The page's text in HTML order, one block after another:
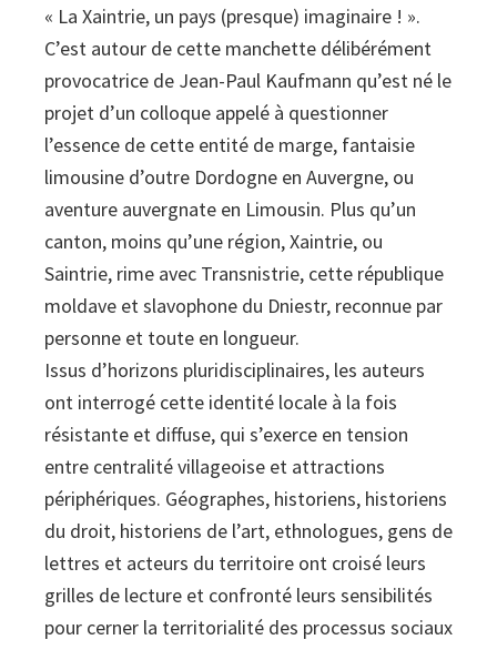
« La Xaintrie, un pays (presque) imaginaire ! ».
C’est autour de cette manchette délibérément
provocatrice de Jean-Paul Kaufmann qu’est né le
projet d’un colloque appelé à questionner
l’essence de cette entité de marge, fantaisie
limousine d’outre Dordogne en Auvergne, ou
aventure auvergnate en Limousin. Plus qu’un
canton, moins qu’une région, Xaintrie, ou
Saintrie, rime avec Transnistrie, cette république
moldave et slavophone du Dniestr, reconnue par
personne et toute en longueur.
Issus d’horizons pluridisciplinaires, les auteurs
ont interrogé cette identité locale à la fois
résistante et diffuse, qui s’exerce en tension
entre centralité villageoise et attractions
périphériques. Géographes, historiens, historiens
du droit, historiens de l’art, ethnologues, gens de
lettres et acteurs du territoire ont croisé leurs
grilles de lecture et confronté leurs sensibilités
pour cerner la territorialité des processus sociaux